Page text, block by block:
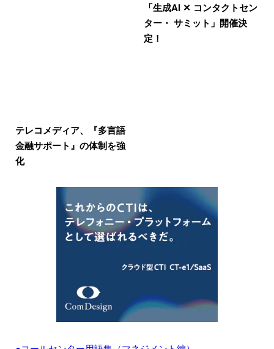
テレコメディア、『多言語
金融サポート』の体制を強
化
「生成AI ✕ コンタクトセン
ター・ サミット」開催決
定！